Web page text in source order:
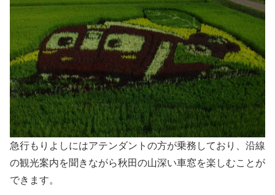
急行もりよしにはアテンダントの方が乗務しており、沿線
の観光案内を聞きながら秋田の山深い車窓を楽しむことが
できます。